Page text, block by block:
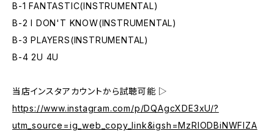
B-1 FANTASTIC(INSTRUMENTAL)
B-2 I DON'T KNOW(INSTRUMENTAL)
B-3 PLAYERS(INSTRUMENTAL)
B-4 2U 4U
当店インスタアカウントから試聴可能 ▷
https://www.instagram.com/p/DQAgcXDE3xU/?
utm_source=ig_web_copy_link&igsh=MzRlODBiNWFlZA